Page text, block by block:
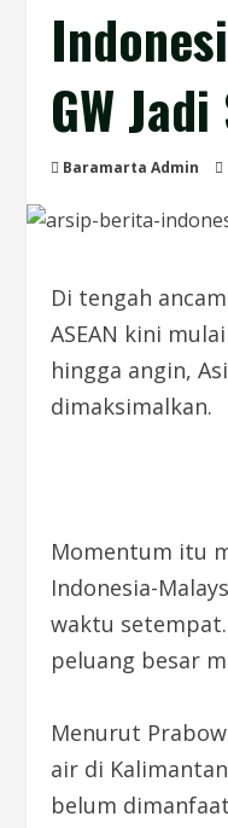
GW
Baramarta Admin
Di tengah
ASEAN kini
hingga angin,
dimaksimalkan.
Momentum itu
Indonesia-
waktu setempat.
peluang besar
Menurut
air di
belum